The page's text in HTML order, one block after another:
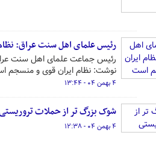
رئیس علمای اهل سنت عراق:
رئیس جماعت علمای اهل سنت
نوشت: نظام ایران قوی و منسجم
۴ بهمن ۰۴ - ۱۳:۴۴
شوک بزرگ تر از حملات
۴ بهمن ۰۴ - ۱۲:۳۸